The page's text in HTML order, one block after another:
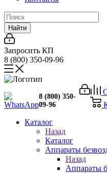
Найти
Запросить КП
8 (800) 350-09-96
8 (800) 350-
09-96
Каталог
Назад
Каталог
Аппараты
Назад
Аппараты